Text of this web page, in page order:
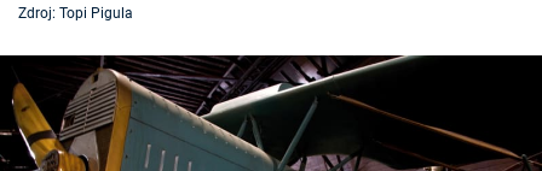
Časopis
Sledujte prima+
Přihlášení
Zdroj: Topi Pigula